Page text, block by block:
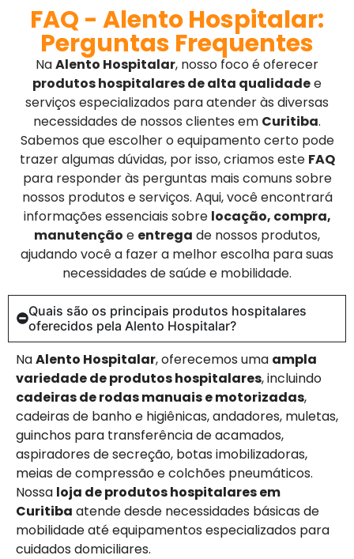
FAQ - Alento Hospitalar:
Perguntas Frequentes
NaAlento Hospitalar, nosso foco é oferecer
produtos hospitalares de alta qualidadee
serviços especializados para atender às diversas
necessidades de nossos clientes em Curitiba.
Sabemos que escolher o equipamento certo pode
trazer algumas dúvidas, por isso, criamos este FAQ
para responder às perguntas mais comuns sobre
nossos produtos e serviços. Aqui, você encontrará
informações essenciais sobre locação, compra,
manutenção e entrega de nossos produtos,
ajudando você a fazer a melhor escolha para suas
necessidades de saúde e mobilidade.
Quais são os principais produtos hospitalares
oferecidos pela Alento Hospitalar?
NaAlento Hospitalar, oferecemos uma ampla
variedade de produtos hospitalares, incluindo
cadeiras de rodas manuais e motorizadas,
cadeiras de banho e higiênicas, andadores, muletas,
guinchos para transferência de acamados,
aspiradores de secreção, botas imobilizadoras,
meias de compressão e colchões pneumáticos.
Nossa loja de produtos hospitalares em
Curitiba atende desde necessidades básicas de
mobilidade até equipamentos especializados para
cuidados domiciliares.